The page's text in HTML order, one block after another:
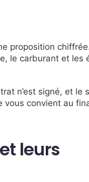
proposition
le carburant et les
n’est signé, et le
vous convient au
leurs